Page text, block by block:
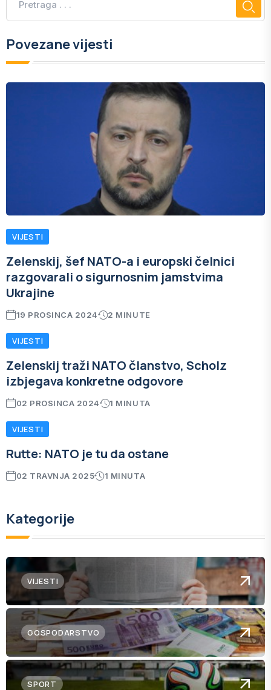
Povezane vijesti
VIJESTI
Zelenskij, šef NATO-a i europski čelnici
razgovarali o sigurnosnim jamstvima
Ukrajine
19 PROSINCA 2024 2 MINUTE
VIJESTI
Zelenskij traži NATO članstvo, Scholz
izbjegava konkretne odgovore
02 PROSINCA 2024 1 MINUTA
VIJESTI
Rutte: NATO je tu da ostane
02 TRAVNJA 2025 1 MINUTA
Kategorije
VIJESTI
GOSPODARSTVO
SPORT